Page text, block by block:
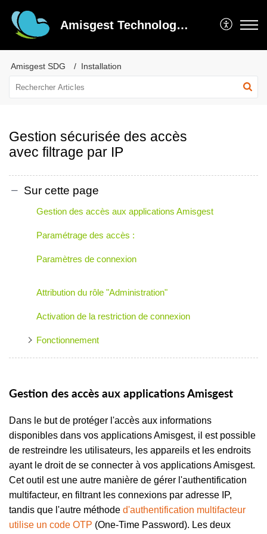
Amisgest Technologie inc
Amisgest SDG Installation
Gestion sécurisée des accès
avec filtrage par IP
Sur cette page
Gestion des accès aux applications Amisgest
Paramétrage des accès :
Paramètres de connexion
Attribution du rôle "Administration"
Activation de la restriction de connexion
Fonctionnement
Gestion des accès aux applications Amisgest
Dans le but de protéger l'accès aux informations
disponibles dans vos applications Amisgest, il est possible
de restreindre les utilisateurs, les appareils et les endroits
ayant le droit de se connecter à vos applications Amisgest.
Cet outil est une autre manière de gérer l'authentification
multifacteur, en filtrant les connexions par adresse IP,
tandis que l'autre méthode d'authentification multifacteur
utilise un code OTP (One-Time Password). Les deux